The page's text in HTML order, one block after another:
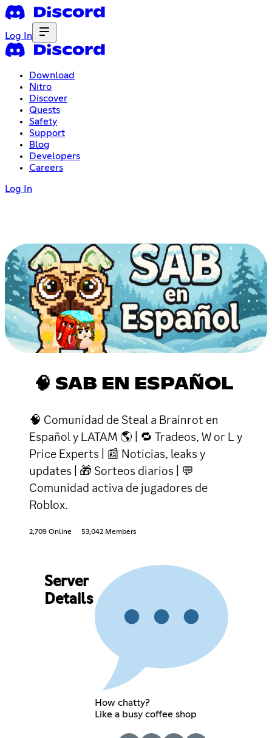
Log In
Download
Nitro
Discover
Quests
Safety
Support
Blog
Developers
Careers
Log In
🧠 SAB EN ESPAÑOL
🧠 Comunidad de Steal a Brainrot en
Español y LATAM 🌎 | 🔁 Tradeos, W or L y
Price Experts | 📰 Noticias, leaks y
updates | 🎁 Sorteos diarios | 💬
Comunidad activa de jugadores de
Roblox.
2,709 Online 53,042 Members
Server
Details
How chatty?
Like a busy coffee shop